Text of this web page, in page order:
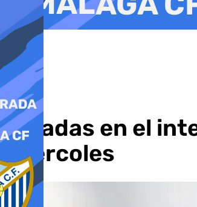
Heladas en el
miércoles